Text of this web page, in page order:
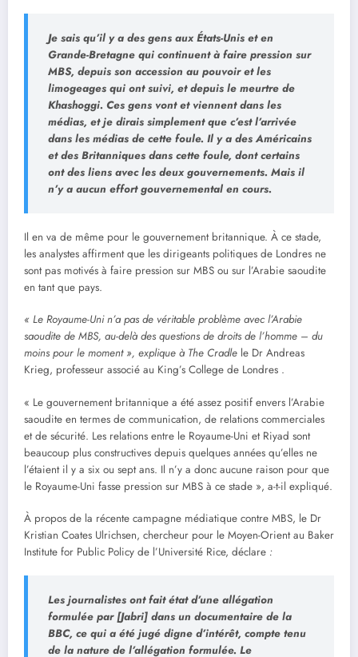
Je sais qu’il y a des gens aux États-Unis et en
Grande-Bretagne qui continuent à faire pression sur
MBS, depuis son accession au pouvoir et les
limogeages qui ont suivi, et depuis le meurtre de
Khashoggi. Ces gens vont et viennent dans les
médias, et je dirais simplement que c’est l’arrivée
dans les médias de cette foule. Il y a des Américains
et des Britanniques dans cette foule, dont certains
ont des liens avec les deux gouvernements. Mais il
n’y a aucun effort gouvernemental en cours.
Il en va de même pour le gouvernement britannique. À ce stade,
les analystes affirment que les dirigeants politiques de Londres ne
sont pas motivés à faire pression sur MBS ou sur l’Arabie saoudite
en tant que pays.
« Le Royaume-Uni n’a pas de véritable problème avec l’Arabie
saoudite de MBS, au-delà des questions de droits de l’homme – du
moins pour le moment », explique à The Cradle le Dr Andreas
Krieg, professeur associé au King’s College de Londres .
« Le gouvernement britannique a été assez positif envers l’Arabie
saoudite en termes de communication, de relations commerciales
et de sécurité. Les relations entre le Royaume-Uni et Riyad sont
beaucoup plus constructives depuis quelques années qu’elles ne
l’étaient il y a six ou sept ans. Il n’y a donc aucune raison pour que
le Royaume-Uni fasse pression sur MBS à ce stade », a-t-il expliqué.
À propos de la récente campagne médiatique contre MBS, le Dr
Kristian Coates Ulrichsen, chercheur pour le Moyen-Orient au Baker
Institute for Public Policy de l’Université Rice, déclare :
Les journalistes ont fait état d’une allégation
formulée par [Jabri] dans un documentaire de la
BBC, ce qui a été jugé digne d’intérêt, compte tenu
de la nature de l’allégation formulée. Le